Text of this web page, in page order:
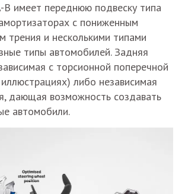
имеет переднюю подвеску типа
с пониженным
трения и несколькими типами
типы автомобилей. Задняя
с торсионной поперечной
либо независимая
дающая возможность создавать
автомобили.